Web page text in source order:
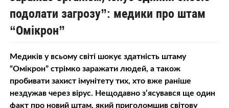
подолати загрозу”: медики про штам
“Омікрон”
Медиків у всьому світі шокує здатність штаму
“Омікрон” стрімко заражати людей, а також
пробивати захист імунітету тих, хто вже раніше
нездужав через вірус. Нещодавно з’ясувався ще один
факт про новий штам, який приголомшив світову